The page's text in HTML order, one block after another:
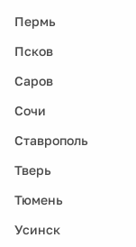
Пермь
Псков
Саров
Сочи
Ставрополь
Тверь
Тюмень
Усинск